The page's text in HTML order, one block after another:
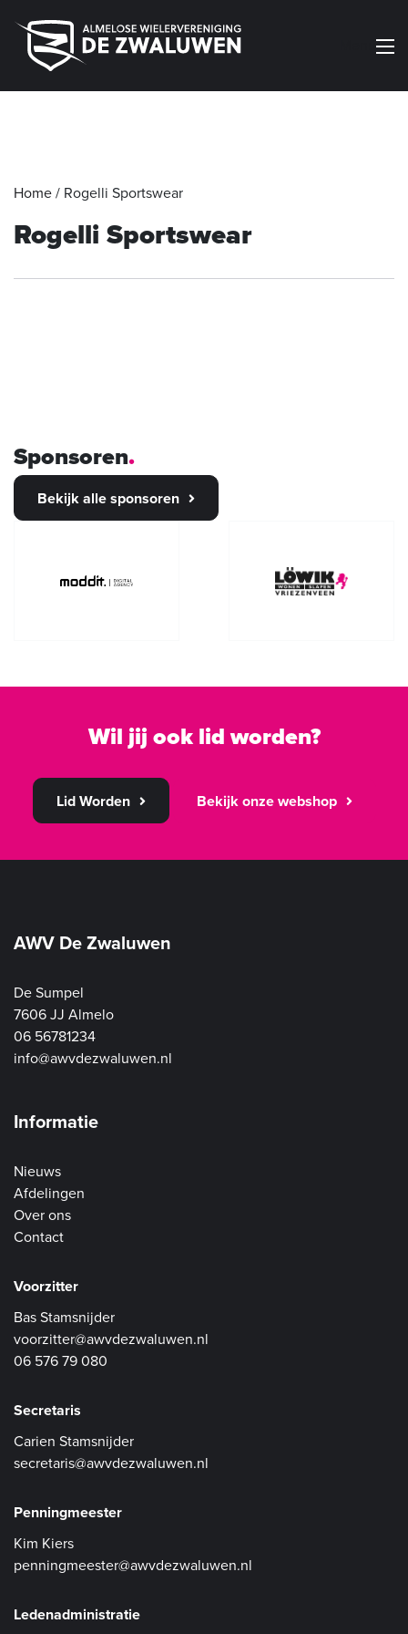
Home / Rogelli Sportswear
Rogelli Sportswear
Sponsoren
Bekijk alle sponsoren
Wil jij ook lid worden?
Lid Worden Bekijk onze webshop
AWV De Zwaluwen
De Sumpel
7606 JJ Almelo
06 56781234
info@awvdezwaluwen.nl
Informatie
Nieuws
Afdelingen
Over ons
Contact
Voorzitter
Bas Stamsnijder
voorzitter@awvdezwaluwen.nl
06 576 79 080
Secretaris
Carien Stamsnijder
secretaris@awvdezwaluwen.nl
Penningmeester
Kim Kiers
penningmeester@awvdezwaluwen.nl
Ledenadministratie